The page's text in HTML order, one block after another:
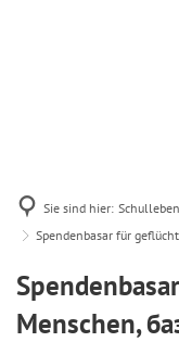
Sie sind hier: Schulleben
Spendenbasar für
Menschen,